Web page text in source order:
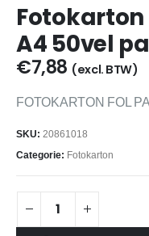
A4 50vel
€7,88 (excl. BTW)
FOTOKARTON FOL
SKU: 20861018
Categorie: Fotokarton